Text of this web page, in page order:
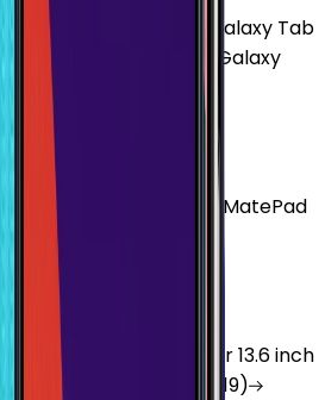
Galaxy Galaxy Tab
Galaxy
Galaxy
11.5
MatePad
2020)
Air 13.6 inch
Air 13" (13-inch, 2019)